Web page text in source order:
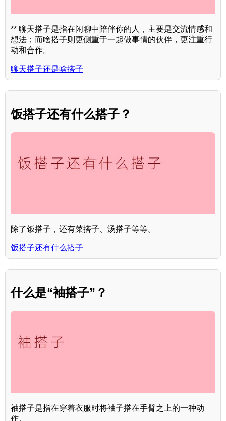
** 聊天搭子是指在闲聊中陪伴你的人，主要是交流情感和
想法；而啥搭子则更侧重于一起做事情的伙伴，更注重行
动和合作。
聊天搭子还是啥搭子
饭搭子还有什么搭子？
除了饭搭子，还有菜搭子、汤搭子等等。
饭搭子还有什么搭子
什么是“袖搭子”？
袖搭子是指在穿着衣服时将袖子搭在手臂之上的一种动
作。